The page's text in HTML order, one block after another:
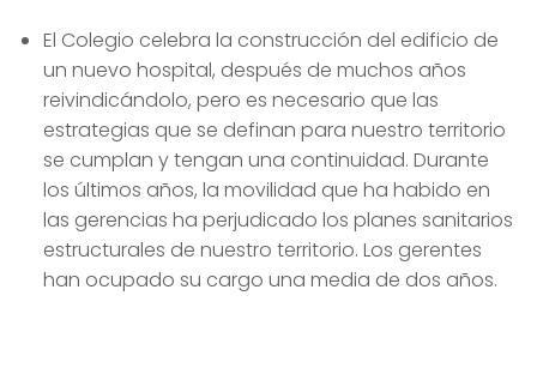
El Colegio celebra la construcción del edificio de
un nuevo hospital, después de muchos años
reivindicándolo, pero es necesario que las
estrategias que se definan para nuestro territorio
se cumplan y tengan una continuidad. Durante
los últimos años, la movilidad que ha habido en
las gerencias ha perjudicado los planes sanitarios
estructurales de nuestro territorio. Los gerentes
han ocupado su cargo una media de dos años.